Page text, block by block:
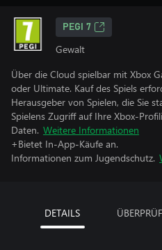
PEGI 7
Gewalt
Über die Cloud spielbar mit Xbox
oder Ultimate. Kauf des Spiels
Herausgeber von Spielen, die Sie
Spielens Zugriff auf Ihre Xbox-
Daten. Weitere Informationen
+Bietet In-App-Käufe an.
Informationen zum Jugendschutz.
DETAILS